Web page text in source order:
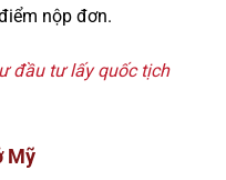
nộp đơn.
đầu tư lấy quốc tịch
Mỹ